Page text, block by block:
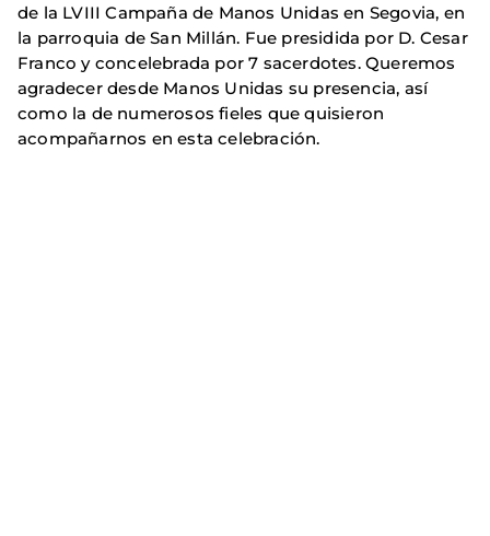
de la LVIII Campaña de Manos Unidas en Segovia, en
la parroquia de San Millán. Fue presidida por D. Cesar
Franco y concelebrada por 7 sacerdotes. Queremos
agradecer desde Manos Unidas su presencia, así
como la de numerosos fieles que quisieron
acompañarnos en esta celebración.